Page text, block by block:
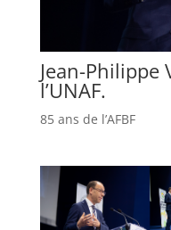
Jean-Philippe
l’UNAF.
85 ans de l’AFBF